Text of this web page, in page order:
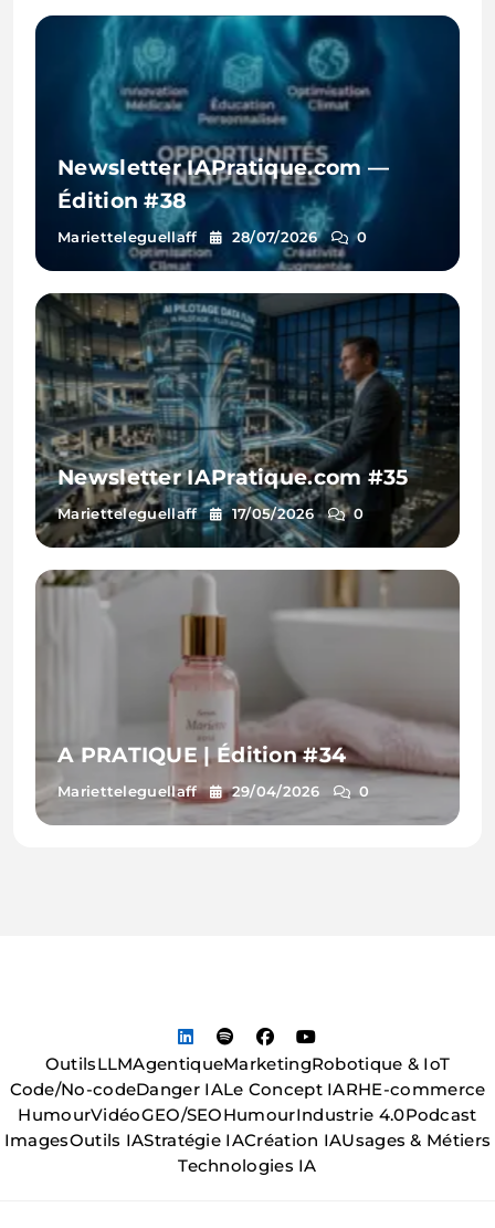
Newsletter IAPratique.com —
Édition #38
Marietteleguellaff 28/07/2026 0
Newsletter IAPratique.com #35
Marietteleguellaff 17/05/2026 0
A PRATIQUE | Édition #34
Marietteleguellaff 29/04/2026 0
OutilsLLMAgentiqueMarketingRobotique & IoT
Code/No-codeDanger IALe Concept IARHE-commerce
HumourVidéoGEO/SEOHumourIndustrie 4.0Podcast
ImagesOutils IAStratégie IACréation IAUsages & Métiers
Technologies IA